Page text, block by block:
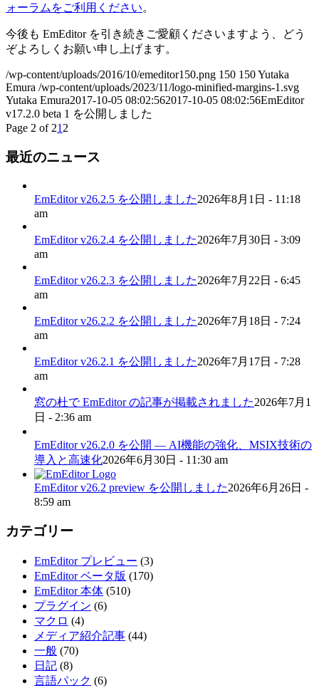
ォーラムをご利用ください。
今後も EmEditor を引き続きご愛顧くださいますよう、どう
ぞよろしくお願い申し上げます。
/wp-content/uploads/2016/10/emeditor150.png 150 150Yutaka
Emura /wp-content/uploads/2023/11/logo-minified-margins-1.svg
Yutaka Emura2017-10-05 08:02:562017-10-05 08:02:56EmEditor
v17.2.0 beta 1 を公開しました
Page 2 of 21 2
最近のニュース
EmEditor v26.2.5 を公開しました2026年8月1日 - 11:18
am
EmEditor v26.2.4 を公開しました2026年7月30日 - 3:09
am
EmEditor v26.2.3 を公開しました2026年7月22日 - 6:45
am
EmEditor v26.2.2 を公開しました2026年7月18日 - 7:24
am
EmEditor v26.2.1 を公開しました2026年7月17日 - 7:28
am
窓の杜で EmEditor の記事が掲載されました2026年7月1
日 - 2:36 am
EmEditor v26.2.0 を公開 — AI機能の強化、MSIX技術の
導入と高速化2026年6月30日 - 11:30 am
EmEditor v26.2 preview を公開しました2026年6月26日 -
8:59 am
カテゴリー
EmEditor プレビュー (3)
EmEditor ベータ版 (170)
EmEditor 本体 (510)
プラグイン (6)
マクロ (4)
メディア紹介記事 (44)
一般 (70)
日記 (8)
言語パック (6)